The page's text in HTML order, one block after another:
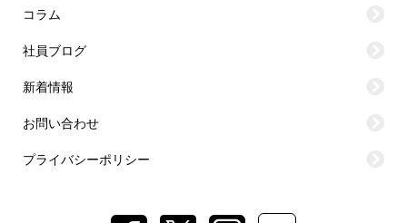
コラム
社員ブログ
新着情報
お問い合わせ
プライバシーポリシー